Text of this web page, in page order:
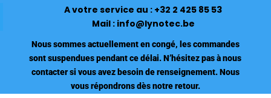
A votre service au : +32 2 425 85 53
Mail : info@lynotec.be
Nous sommes actuellement en congé, les commandes
sont suspendues pendant ce délai. N’hésitez pas à nous
contacter si vous avez besoin de renseignement. Nous
vous répondrons dès notre retour.